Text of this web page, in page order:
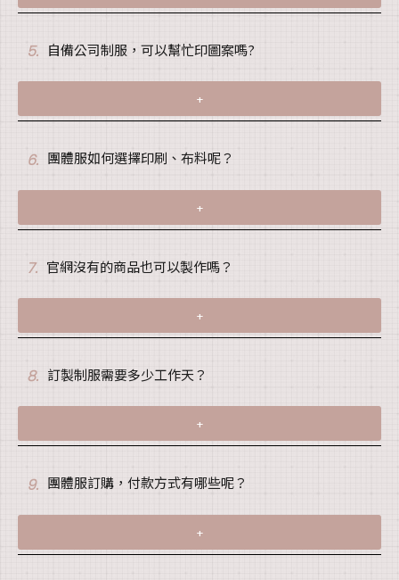
5. 自備公司制服，可以幫忙印圖案嗎?
+
6. 團體服如何選擇印刷、布料呢？
+
7. 官網沒有的商品也可以製作嗎？
+
8. 訂製制服需要多少工作天？
+
9. 團體服訂購，付款方式有哪些呢？
+